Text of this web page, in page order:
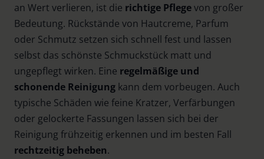
an Wert verlieren, ist die richtige Pflegevon großer
Bedeutung. Rückstände von Hautcreme, Parfum
oder Schmutz setzen sich schnell fest und lassen
selbst das schönste Schmuckstück matt und
ungepflegt wirken. Eine regelmäßige und
schonende Reinigung kann dem vorbeugen. Auch
typische Schäden wie feine Kratzer, Verfärbungen
oder gelockerte Fassungen lassen sich bei der
Reinigung frühzeitig erkennen und im besten Fall
rechtzeitig beheben.